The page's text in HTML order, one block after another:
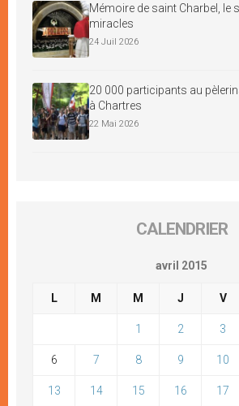
Mémoire de saint Charbel, le
miracles
24 Juil 2026
20 000 participants au
à Chartres
22 Mai 2026
CALENDRIER
avril 2015
L M M J V
1 2 3
6 7 8 9 10
13 14 15 16 17